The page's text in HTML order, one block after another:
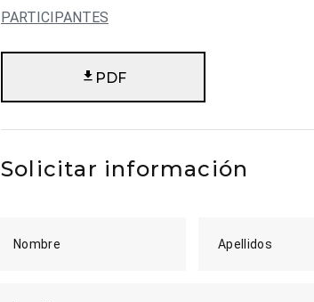
PARTICIPANTES
PDF
Solicitar información
Nombre Apellidos